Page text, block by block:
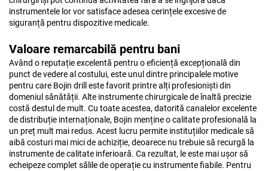
instrumentele lor vor satisface adesea cerințele excesive de
siguranță pentru dispozitive medicale.
Valoare remarcabilă pentru bani
Având o reputație excelentă pentru o eficiență excepțională din
punct de vedere al costului, este unul dintre principalele motive
pentru care Bojin drill este favorit printre alți profesioniști din
domeniul sănătății. Alte instrumente chirurgicale de înaltă precizie
costă destul de mult. Cu toate acestea, datorită canalelor excelente
de distribuție internaționale, Bojin menține o calitate profesională la
un preț mult mai redus. Acest lucru permite instituțiilor medicale să
aibă costuri mai mici de achiziție, deoarece nu trebuie să recurgă la
instrumente de calitate inferioară. Ca rezultat, le este mai ușor să
echeipeze complet sălile de operație cu instrumente fiabile. Pentru